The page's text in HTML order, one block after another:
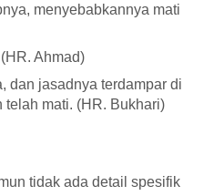
menyebabkannya mati
Ahmad)
dan jasadnya terdampar di
mati. (HR. Bukhari)
tidak ada detail spesifik